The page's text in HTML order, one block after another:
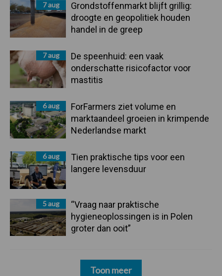
7 aug
Grondstoffenmarkt blijft grillig:
droogte en geopolitiek houden
handel in de greep
7 aug
De speenhuid: een vaak
onderschatte risicofactor voor
mastitis
6 aug
ForFarmers ziet volume en
marktaandeel groeien in krimpende
Nederlandse markt
6 aug
Tien praktische tips voor een
langere levensduur
5 aug
“Vraag naar praktische
hygieneoplossingen is in Polen
groter dan ooit”
Toon meer